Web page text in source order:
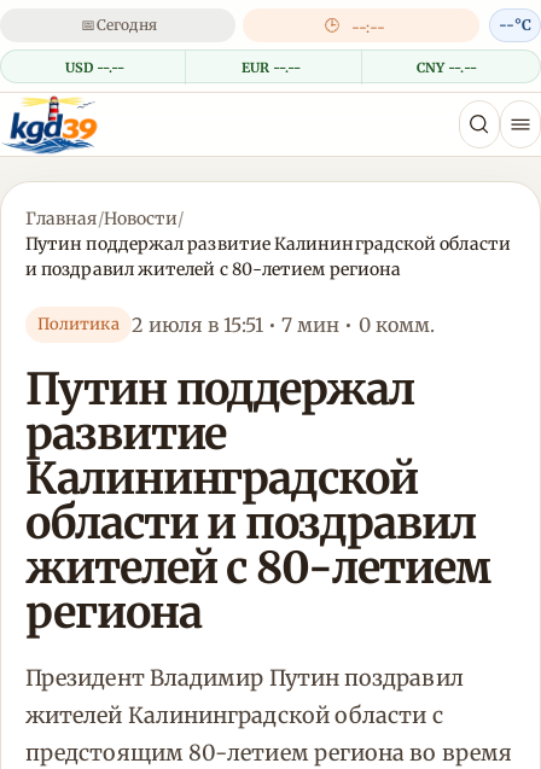
📅Сегодня 🕒 --:--
USD --.-- EUR --.-- CNY --.--
--°C
Главная/Новости/
Путин поддержал развитие Калининградской области
и поздравил жителей с 80-летием региона
Политика 2 июля в 15:51 • 7 мин • 0 комм.
Путин поддержал
развитие
Калининградской
области и поздравил
жителей с 80-летием
региона
Президент Владимир Путин поздравил
жителей Калининградской области с
предстоящим 80-летием региона во время